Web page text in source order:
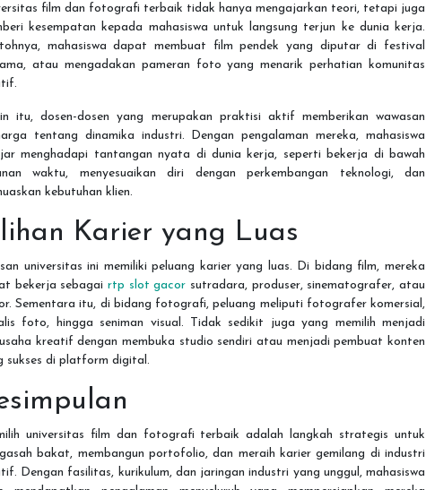
film dan fotografi terbaik tidak hanya mengajarkan teori, tetapi juga
kesempatan kepada mahasiswa untuk langsung terjun ke dunia kerja.
mahasiswa dapat membuat film pendek yang diputar di festival
atau mengadakan pameran foto yang menarik perhatian komunitas
itu, dosen-dosen yang merupakan praktisi aktif memberikan wawasan
tentang dinamika industri. Dengan pengalaman mereka, mahasiswa
menghadapi tantangan nyata di dunia kerja, seperti bekerja di bawah
waktu, menyesuaikan diri dengan perkembangan teknologi, dan
kebutuhan klien.
Karier yang Luas
universitas ini memiliki peluang karier yang luas. Di bidang film, mereka
bekerja sebagai rtp slot gacor sutradara, produser, sinematografer, atau
Sementara itu, di bidang fotografi, peluang meliputi fotografer komersial,
foto, hingga seniman visual. Tidak sedikit juga yang memilih menjadi
kreatif dengan membuka studio sendiri atau menjadi pembuat konten
sukses di platform digital.
universitas film dan fotografi terbaik adalah langkah strategis untuk
bakat, membangun portofolio, dan meraih karier gemilang di industri
Dengan fasilitas, kurikulum, dan jaringan industri yang unggul, mahasiswa